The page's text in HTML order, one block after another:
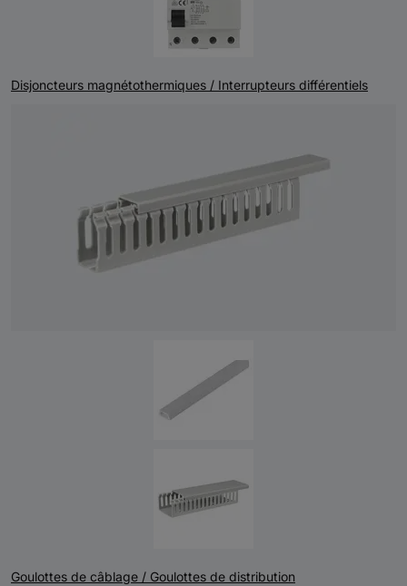
Disjoncteurs magnétothermiques / Interrupteurs différentiels
Goulottes de câblage / Goulottes de distribution